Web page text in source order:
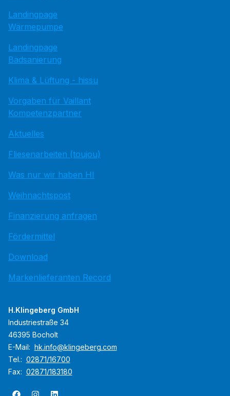
Landingpage
Wärmepumpe
Landingpage
Badsanierung
Klima & Lüftung - hissu
Vorgaben für Vaillant
Kompetenzpartner
Aktuelles
Fliesenarbeiten (toujou)
Was nur wir haben HI
Weihnachtspost
Finanzierung anfragen
Fördermittel
Download
Markenlieferanten Record
H.Klingeberg GmbH
Industriestraße 34
46395 Bocholt
E-Mail: hk.info@klingeberg.com
Tel.: 02871/16700
Fax: 02871/183180